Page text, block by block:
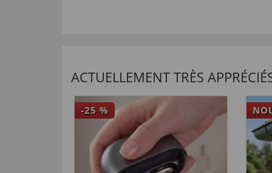
ACTUELLEMENT TRÈS
-25 %